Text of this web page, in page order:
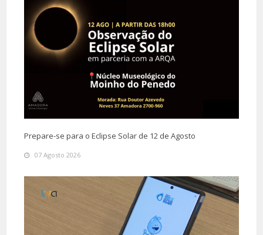
Prepare-se para o Eclipse Solar de 12 de Agosto
07 Agosto 2026